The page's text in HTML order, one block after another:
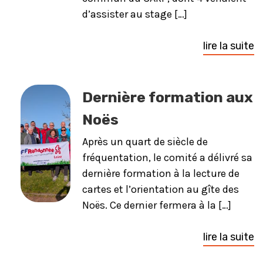
d’assister au stage […]
lire la suite
Dernière formation aux
Noës
Après un quart de siècle de
fréquentation, le comité a délivré sa
dernière formation à la lecture de
cartes et l’orientation au gîte des
Noës. Ce dernier fermera à la […]
lire la suite